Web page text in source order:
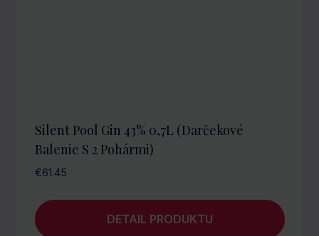
Silent Pool Gin 43% 0,7L (darčekové
Balenie S 2 Pohármi)
€61.45
DETAIL PRODUKTU